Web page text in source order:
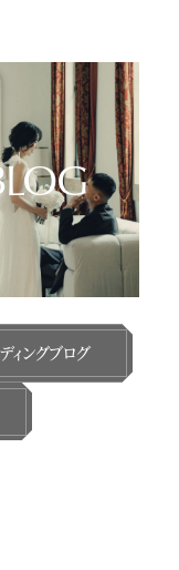
ィングブログ